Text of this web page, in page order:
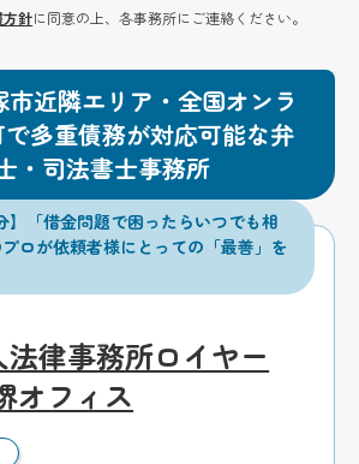
方針に同意の上、各事務所にご連絡ください。
近隣エリア・全国オンラ
多重債務が対応可能な弁
・司法書士事務所
】「借金問題で困ったらいつでも相
ロが依頼者様にとっての「最善」を
律事務所ロイヤー
オフィス